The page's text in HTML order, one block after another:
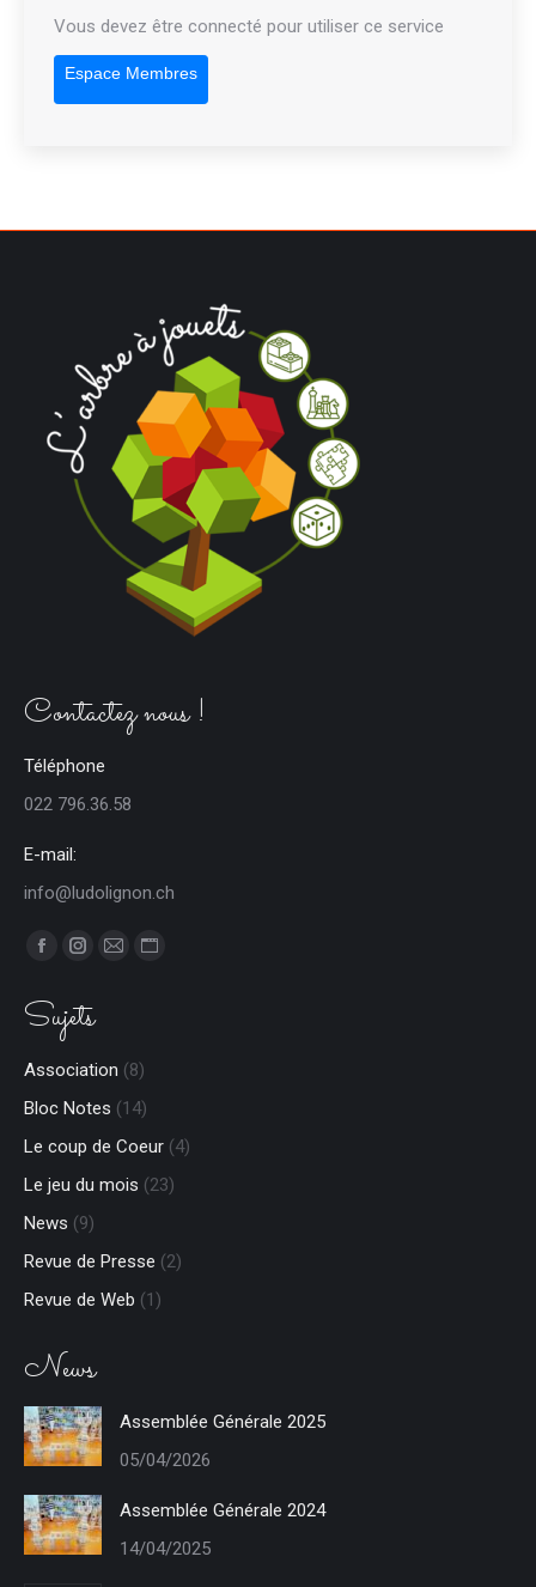
Vous devez être connecté pour utiliser ce service
Espace Membres
Contactez nous !
Téléphone
022 796.36.58
E-mail:
info@ludolignon.ch
Trouvez nous sur :
Facebook
opens
window
Instagram
opens
window
E-
new
window
Site
window
Sujets
Association (8)
Bloc Notes (14)
Le coup de Coeur (4)
Le jeu du mois (23)
News (9)
Revue de Presse (2)
Revue de Web (1)
News
Assemblée Générale 2025
05/04/2026
Assemblée Générale 2024
14/04/2025